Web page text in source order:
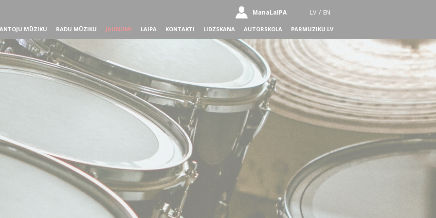
ManaLaIPA LV / EN
MŪZIKU RADU MŪZIKU JAUNUMI LAIPA KONTAKTI LIDZSKANA AUTORSKOLA PARMUZIKU.LV